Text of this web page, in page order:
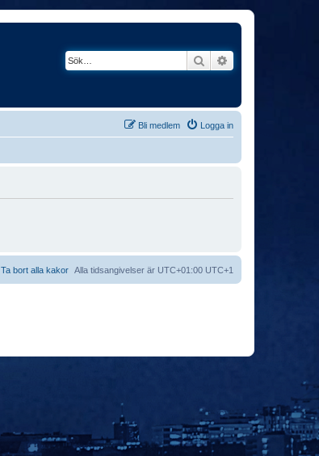
Sök
Logga in
Bli medlem
Alla tidsangivelser är UTC+01:00 UTC+1
Ta bort alla kakor